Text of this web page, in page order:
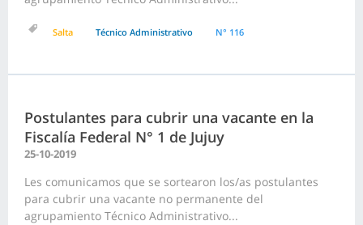
Salta Técnico Administrativo N° 116
Postulantes para cubrir una vacante en la
Fiscalía Federal N° 1 de Jujuy
25-10-2019
Les comunicamos que se sortearon los/as postulantes
para cubrir una vacante no permanente del
agrupamiento Técnico Administrativo...